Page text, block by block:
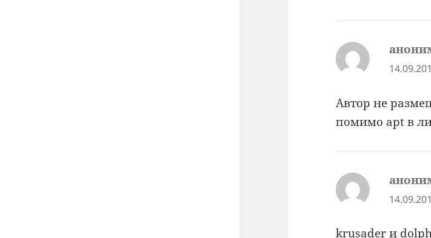
Автор не
помимо apt в
krusader и